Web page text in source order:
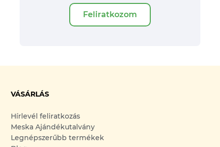
Feliratkozom
VÁSÁRLÁS
Hírlevél feliratkozás
Meska Ajándékutalvány
Legnépszerűbb termékek